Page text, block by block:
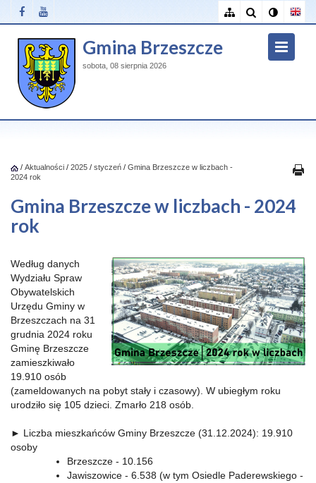
Gmina Brzeszcze
sobota, 08 sierpnia 2026
/ Aktualności / 2025 / styczeń / Gmina Brzeszcze w liczbach -
2024 rok
Gmina Brzeszcze w liczbach - 2024
rok
Według danych
Wydziału Spraw
Obywatelskich
Urzędu Gminy w
Brzeszczach na 31
grudnia 2024 roku
Gminę Brzeszcze
zamieszkiwało
19.910 osób
(zameldowanych na pobyt stały i czasowy). W ubiegłym roku
urodziło się 105 dzieci. Zmarło 218 osób.
► Liczba mieszkańców Gminy Brzeszcze (31.12.2024): 19.910
osoby
Brzeszcze - 10.156
Jawiszowice - 6.538 (w tym Osiedle Paderewskiego -